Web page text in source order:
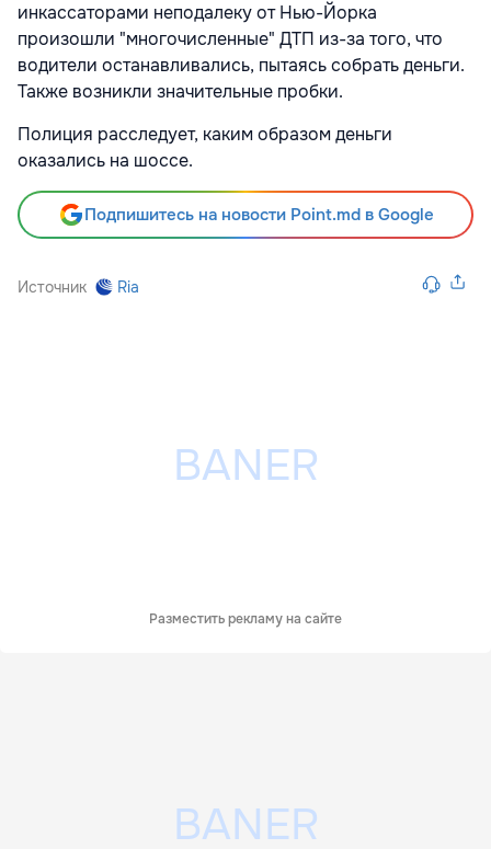
инкассаторами неподалеку от Нью-Йорка
произошли "многочисленные" ДТП из-за того, что
водители останавливались, пытаясь собрать деньги.
Также возникли значительные пробки.
Полиция расследует, каким образом деньги
оказались на шоссе.
Подпишитесь на новости Point.md в Google
Источник Ria
Разместить рекламу на сайте